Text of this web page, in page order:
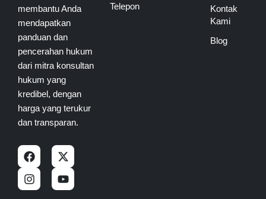
membantu Anda
mendapatkan
panduan dan
pencerahan hukum
dari mitra konsultan
hukum yang
kredibel, dengan
harga yang terukur
dan transparan.
F
a
c
e
X
-
t
w
I
n
s
t
Y
o
u
t
Telepon
Kontak
Kami
Blog